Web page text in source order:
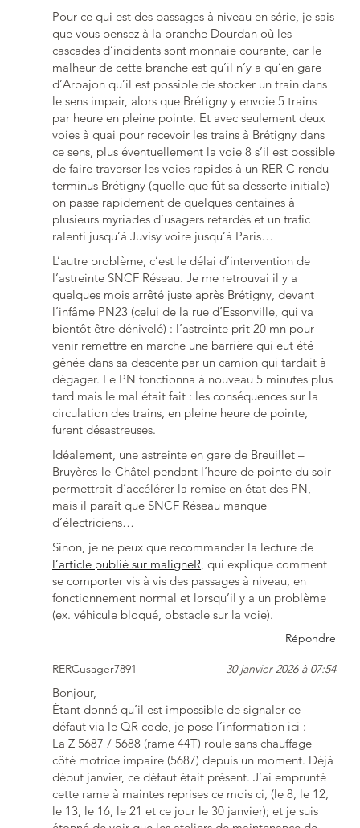
Pour ce qui est des passages à niveau en série, je sais
que vous pensez à la branche Dourdan où les
cascades d’incidents sont monnaie courante, car le
malheur de cette branche est qu’il n’y a qu’en gare
d’Arpajon qu’il est possible de stocker un train dans
le sens impair, alors que Brétigny y envoie 5 trains
par heure en pleine pointe. Et avec seulement deux
voies à quai pour recevoir les trains à Brétigny dans
ce sens, plus éventuellement la voie 8 s’il est possible
de faire traverser les voies rapides à un RER C rendu
terminus Brétigny (quelle que fût sa desserte initiale)
on passe rapidement de quelques centaines à
plusieurs myriades d’usagers retardés et un trafic
ralenti jusqu’à Juvisy voire jusqu’à Paris…
L’autre problème, c’est le délai d’intervention de
l’astreinte SNCF Réseau. Je me retrouvai il y a
quelques mois arrêté juste après Brétigny, devant
l’infâme PN23 (celui de la rue d’Essonville, qui va
bientôt être dénivelé) : l’astreinte prit 20 mn pour
venir remettre en marche une barrière qui eut été
gênée dans sa descente par un camion qui tardait à
dégager. Le PN fonctionna à nouveau 5 minutes plus
tard mais le mal était fait : les conséquences sur la
circulation des trains, en pleine heure de pointe,
furent désastreuses.
Idéalement, une astreinte en gare de Breuillet –
Bruyères-le-Châtel pendant l’heure de pointe du soir
permettrait d’accélérer la remise en état des PN,
mais il paraît que SNCF Réseau manque
d’électriciens…
Sinon, je ne peux que recommander la lecture de
l’article publié sur maligneR , qui explique comment
se comporter vis à vis des passages à niveau, en
fonctionnement normal et lorsqu’il y a un problème
(ex. véhicule bloqué, obstacle sur la voie).
Répondre
RERCusager7891 30 janvier 2026 à 07:54
Bonjour,
Étant donné qu’il est impossible de signaler ce
défaut via le QR code, je pose l’information ici :
La Z 5687 / 5688 (rame 44T) roule sans chauffage
côté motrice impaire (5687) depuis un moment. Déjà
début janvier, ce défaut était présent. J’ai emprunté
cette rame à maintes reprises ce mois ci, (le 8, le 12,
le 13, le 16, le 21 et ce jour le 30 janvier); et je suis